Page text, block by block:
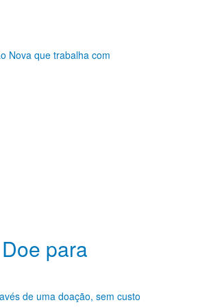
Nova que trabalha com
para
de uma doação, sem custo